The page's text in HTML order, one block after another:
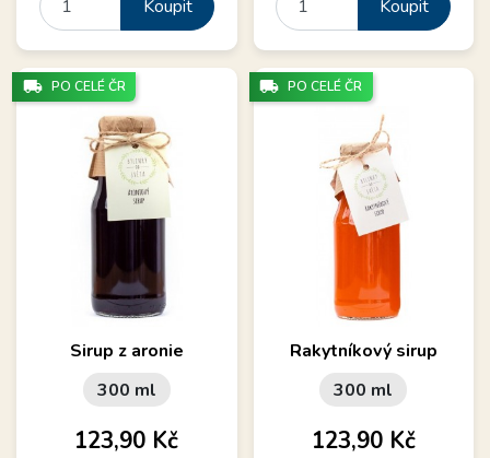
Koupit
Koupit
Sirup z aronie
300 ml
Cena
123,90 Kč
local_shipping PO CELÉ ČR
Rakytníkový sirup
300 ml
Cena
123,90 Kč
local_shipping PO CELÉ ČR